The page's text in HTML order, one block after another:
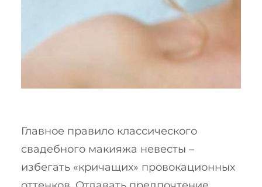
Главное правило классического
свадебного макияжа невесты –
избегать «кричащих» провокационных